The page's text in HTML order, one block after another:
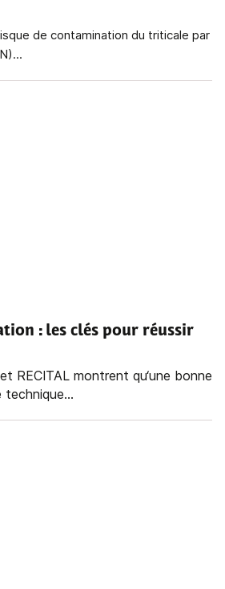
de contamination du triticale par
: les clés pour réussir
RECITAL montrent qu‘une bonne
technique...